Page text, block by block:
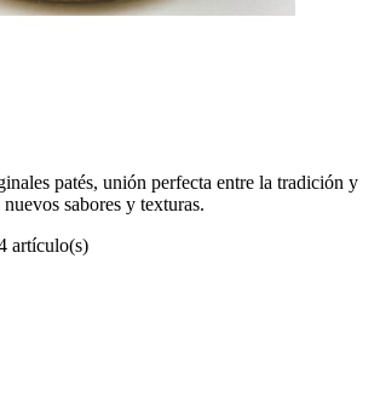
patés, unión perfecta entre la tradición y
sabores y texturas.
artículo(s)